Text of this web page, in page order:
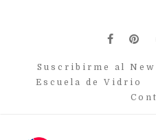
Suscribirme al
Escuela de Vidrio